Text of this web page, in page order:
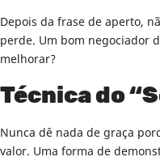
Depois da frase de aperto,
perde. Um bom negociador
melhorar?
Técnica do
Nunca dê nada de graça
valor. Uma forma de